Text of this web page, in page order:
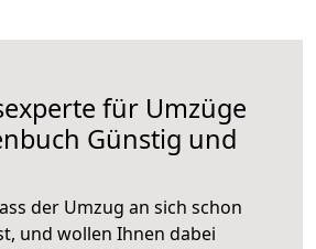
für Umzüge
Günstig und
der Umzug an sich schon
und wollen Ihnen dabei